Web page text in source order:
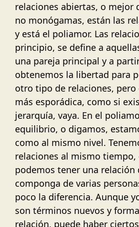
relaciones abiertas, o mejor
no monógamas, están las
y está el poliamor. Las
principio, se define a
una pareja principal y a
obtenemos la libertad para
otro tipo de relaciones, pero
más esporádica, como si
jerarquía, vaya. En el
equilibrio, o digamos,
como al mismo nivel.
relaciones al mismo tiempo,
podemos tener una relación
componga de varias
poco la diferencia. Aunque
son términos nuevos y
relación, puede haber